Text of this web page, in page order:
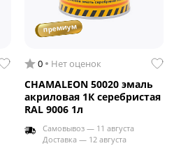
премиум
0 Нет оценок
CHAMALEON 50020 эмаль
акриловая 1К серебристая
RAL 9006 1л
Самовывоз — 11 августа
Доставка — 12 августа